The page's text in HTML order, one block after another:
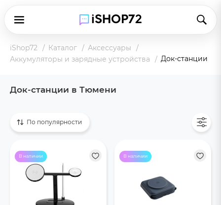
iShop72 Каталог
Аксессуары
Аккумуляторы и зарядные устройства
Док-станции
Док-станции в Тюмени
По популярности
В наличии В наличии